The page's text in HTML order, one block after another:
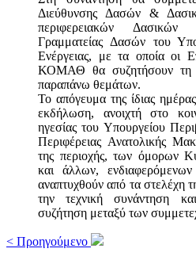
Διεύθυνσης Δασών &
περιφερειακών
Γραμματείας Δασών του
Ενέργειας, με τα οποία οι
ΚΟΜΑΘ θα συζητήσουν τη
παραπάνω θεμάτων.
Το απόγευμα της ίδιας
εκδήλωση, ανοιχτή στο
ηγεσίας του Υπουργείου
Περιφέρειας Ανατολικής
της περιοχής, των όμορων
και άλλων,
αναπτυχθούν από τα
την τεχνική συνάντηση
συζήτηση μεταξύ των
< Προηγούμενο